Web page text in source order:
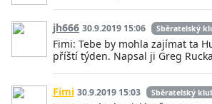
jh666 30.9.2019 15:06 Sběratelský
Fimi: Tebe by mohla zajímat ta
příští týden. Napsal ji Greg
Fimi 30.9.2019 15:03 Sběratelský